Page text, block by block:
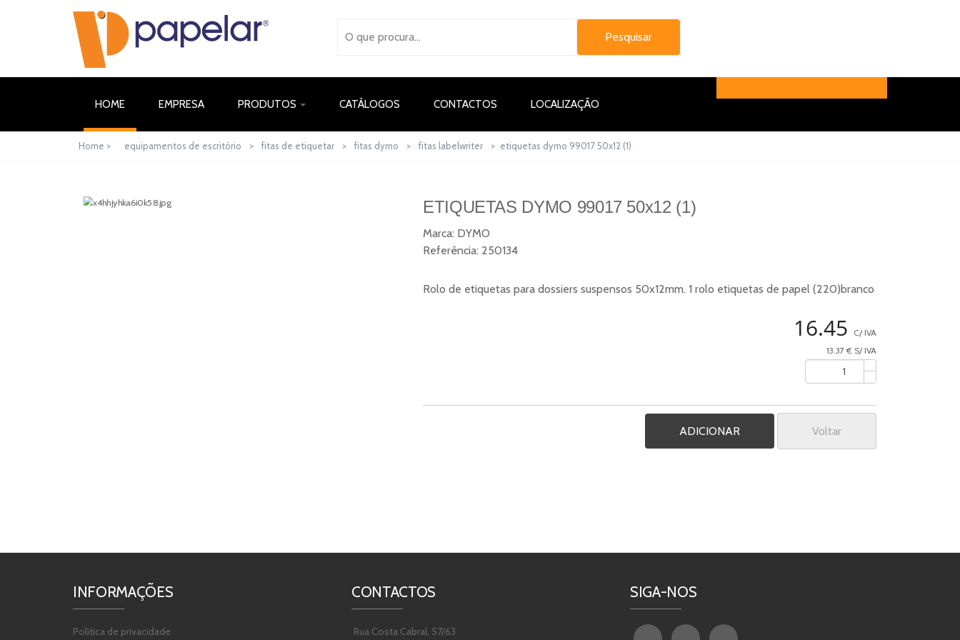
HOME (CURRENT)EMPRESA PRODUTOS CATÁLOGOS CONTACTOS LOCALIZAÇÃO
Home > equipamentos de escritório > fitas de etiquetar > fitas dymo > fitas labelwriter > etiquetas dymo 99017 50x12 (1)
ETIQUETAS DYMO 99017 50x12 (1)
Marca: DYMO
Referência: 250134
Rolo de etiquetas para dossiers suspensos 50x12mm. 1 rolo etiquetas de papel (220)branco
16.45
C/ IVA
13.37 € S/ IVA
Voltar
INFORMAÇÕES
Politica de privacidade
CONTACTOS
Rua Costa Cabral, 57/63
SIGA-NOS